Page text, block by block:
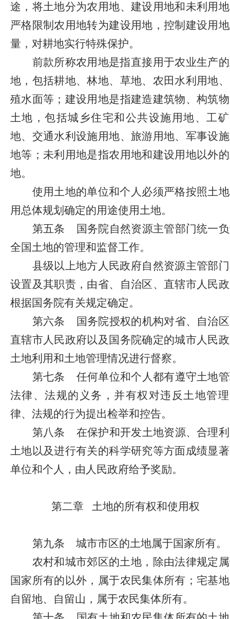
途，将土地分为农用地、建设用地和未利用
严格限制农用地转为建设用地，控制建设用
量，对耕地实行特殊保护。
前款所称农用地是指直接用于农业生产
地，包括耕地、林地、草地、农田水利用地
殖水面等；建设用地是指建造建筑物、构筑
土地，包括城乡住宅和公共设施用地、工
地、交通水利设施用地、旅游用地、军事设
地等；未利用地是指农用地和建设用地以外
地。
使用土地的单位和个人必须严格按照土
用总体规划确定的用途使用土地。
第五条
国务院自然资源主管部门统一
全国土地的管理和监督工作。
县级以上地方人民政府自然资源主管部
设置及其职责，由省、自治区、直辖市人民
根据国务院有关规定确定。
第六条
国务院授权的机构对省、自治
直辖市人民政府以及国务院确定的城市人民
土地利用和土地管理情况进行督察。
第七条
任何单位和个人都有遵守土地
法律、法规的义务，并有权对违反土地管
律、法规的行为提出检举和控告。
第八条
在保护和开发土地资源、合理
土地以及进行有关的科学研究等方面成绩显
单位和个人，由人民政府给予奖励。
第二章 土地的所有权和使用权
第九条
城市市区的土地属于国家所有。
农村和城市郊区的土地，除由法律规定
国家所有的以外，属于农民集体所有；宅基
自留地、自留山，属于农民集体所有。